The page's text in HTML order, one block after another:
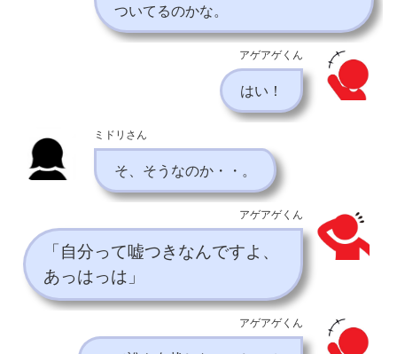
ついてるのかな。
アゲアゲくん
はい！
ミドリさん
そ、そうなのか・・。
アゲアゲくん
「自分って嘘つきなんですよ、
あっはっは」
アゲアゲくん